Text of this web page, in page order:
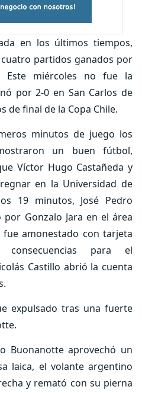
en los últimos tiempos,
partidos ganados por
Este miércoles no fue la
por 2-0 en San Carlos de
de final de la Copa Chile.
minutos de juego los
un buen fútbol,
Víctor Hugo Castañeda y
en la Universidad de
19 minutos, José Pedro
Gonzalo Jara en el área
fue amonestado con tarjeta
para el
Castillo abrió la cuenta
expulsado tras una fuerte
Buonanotte aprovechó un
laica, el volante argentino
y remató con su pierna